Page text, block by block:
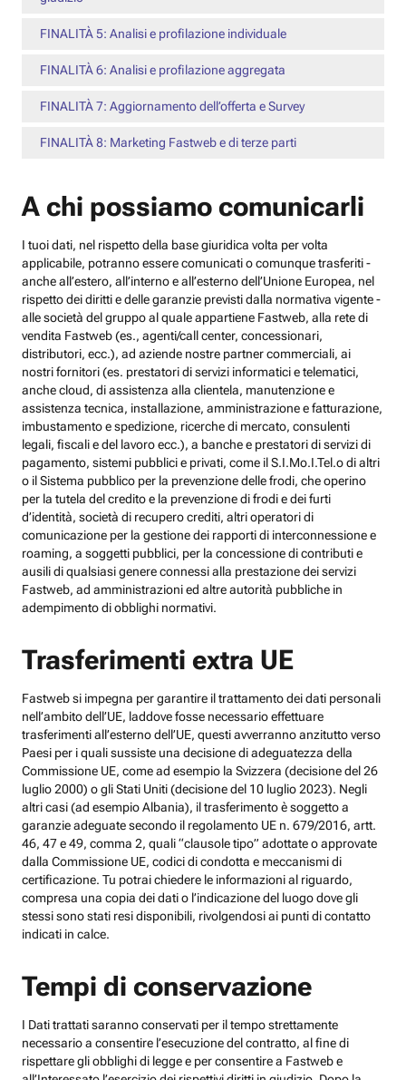
FINALITÀ 5: Analisi e profilazione individuale
FINALITÀ 6: Analisi e profilazione aggregata
FINALITÀ 7: Aggiornamento dell’offerta e Survey
FINALITÀ 8: Marketing Fastweb e di terze parti
A chi possiamo comunicarli
I tuoi dati, nel rispetto della base giuridica volta per volta
applicabile, potranno essere comunicati o comunque trasferiti -
anche all’estero, all’interno e all’esterno dell’Unione Europea, nel
rispetto dei diritti e delle garanzie previsti dalla normativa vigente -
alle società del gruppo al quale appartiene Fastweb, alla rete di
vendita Fastweb (es., agenti/call center, concessionari,
distributori, ecc.), ad aziende nostre partner commerciali, ai
nostri fornitori (es. prestatori di servizi informatici e telematici,
anche cloud, di assistenza alla clientela, manutenzione e
assistenza tecnica, installazione, amministrazione e fatturazione,
imbustamento e spedizione, ricerche di mercato, consulenti
legali, fiscali e del lavoro ecc.), a banche e prestatori di servizi di
pagamento, sistemi pubblici e privati, come il S.I.Mo.I.Tel.o di altri
o il Sistema pubblico per la prevenzione delle frodi, che operino
per la tutela del credito e la prevenzione di frodi e dei furti
d’identità, società di recupero crediti, altri operatori di
comunicazione per la gestione dei rapporti di interconnessione e
roaming, a soggetti pubblici, per la concessione di contributi e
ausili di qualsiasi genere connessi alla prestazione dei servizi
Fastweb, ad amministrazioni ed altre autorità pubbliche in
adempimento di obblighi normativi.
Trasferimenti extra UE
Fastweb si impegna per garantire il trattamento dei dati personali
nell’ambito dell’UE, laddove fosse necessario effettuare
trasferimenti all’esterno dell’UE, questi avverranno anzitutto verso
Paesi per i quali sussiste una decisione di adeguatezza della
Commissione UE, come ad esempio la Svizzera (decisione del 26
luglio 2000) o gli Stati Uniti (decisione del 10 luglio 2023). Negli
altri casi (ad esempio Albania), il trasferimento è soggetto a
garanzie adeguate secondo il regolamento UE n. 679/2016, artt.
46, 47 e 49, comma 2, quali “clausole tipo” adottate o approvate
dalla Commissione UE, codici di condotta e meccanismi di
certificazione. Tu potrai chiedere le informazioni al riguardo,
compresa una copia dei dati o l’indicazione del luogo dove gli
stessi sono stati resi disponibili, rivolgendosi ai punti di contatto
indicati in calce.
Tempi di conservazione
I Dati trattati saranno conservati per il tempo strettamente
necessario a consentire l’esecuzione del contratto, al fine di
rispettare gli obblighi di legge e per consentire a Fastweb e